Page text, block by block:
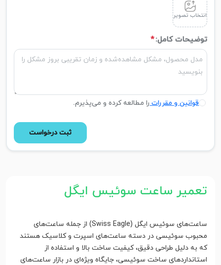
انتخاب تصویر
توضیحات کامل:*
قوانین و مقرراترا مطالعه کرده و می‌پذیرم.
ثبت درخواست
تعمیر ساعت سوئیس ایگل
ساعت‌های سوئیس ایگل (Swiss Eagle) از جمله ساعت‌های
محبوب سوئیسی در دسته ساعت‌های اسپرت و کلاسیک هستند
که به دلیل طراحی دقیق، کیفیت ساخت بالا و استفاده از
استانداردهای ساخت سوئیسی، جایگاه ویژه‌ای در بازار ساعت‌های